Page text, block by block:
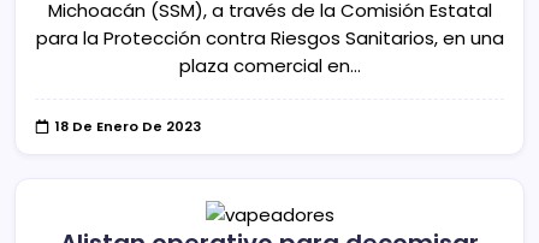
Michoacán (SSM), a través de la Comisión Estatal
para la Protección contra Riesgos Sanitarios, en una
plaza comercial en…
18 De Enero De 2023